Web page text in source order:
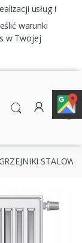
usług i
warunki
w Twojej
0
STALOWE